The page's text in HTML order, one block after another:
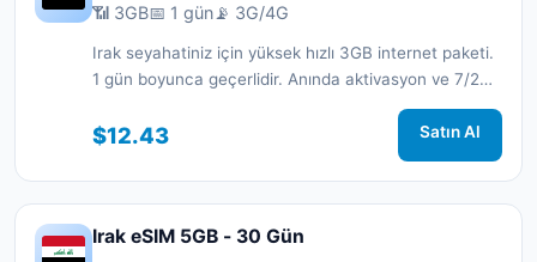
📶 3GB📅 1 gün📡 3G/4G
Irak seyahatiniz için yüksek hızlı 3GB internet paketi.
1 gün boyunca geçerlidir. Anında aktivasyon ve 7/24
$12.43 Satın Al
Irak eSIM 5GB - 30 Gün